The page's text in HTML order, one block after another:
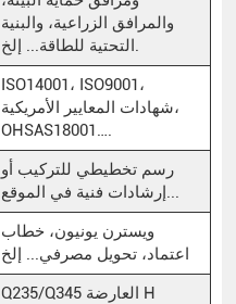
والمرافق الزراعية، والبنية
ISO14001، ISO9001،
شهادات المعايير الأمريكية،
OHSAS18001….
رسم تخطيطي للتركيب أو
ويسترن يونيون، خطاب
اعتماد، تحويل مصرفي... إلخ
Q235/Q345 العارضة H